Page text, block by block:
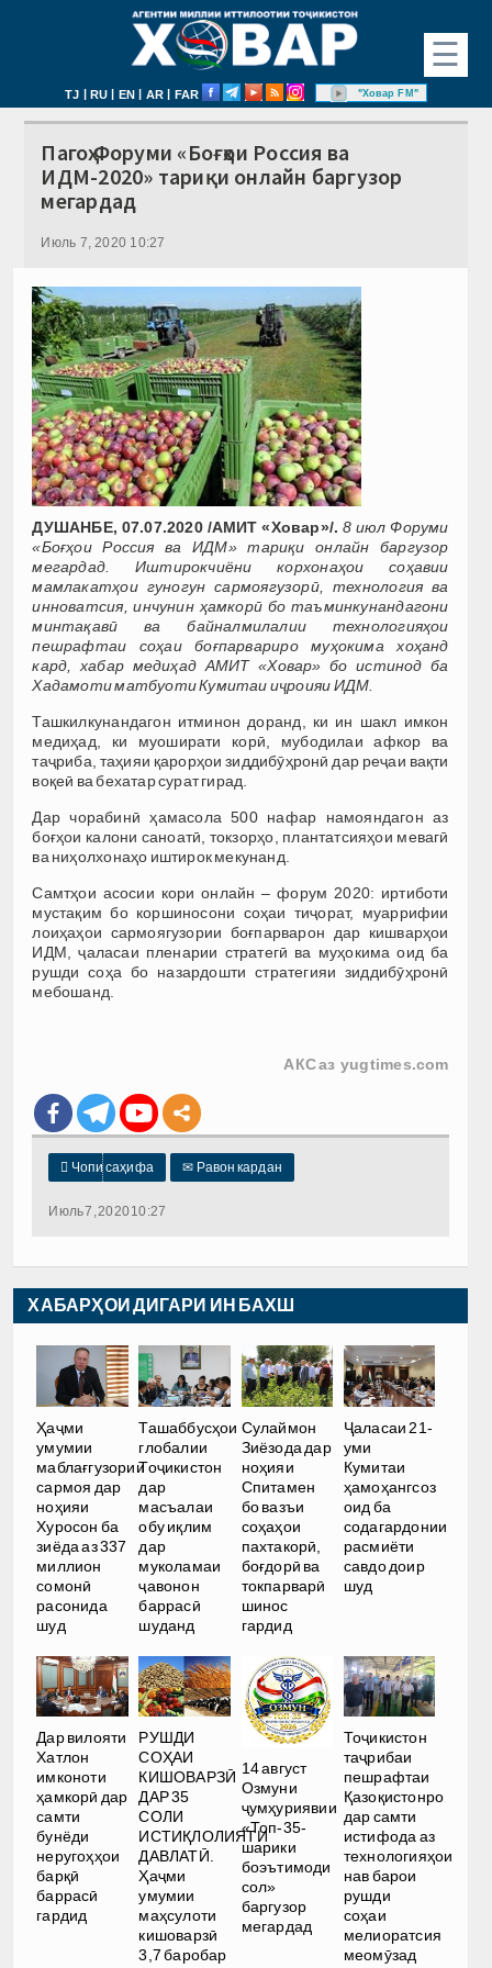
☰
TJ | RU | EN | AR | FAR "Ховар FM"
Пагоҳ Форуми «Боғҳои Россия ва
ИДМ-2020» тариқи онлайн баргузор
мегардад
Июль 7, 2020 10:27
ДУШАНБЕ, 07.07.2020 /АМИТ «Ховар»/. 8 июл Форуми
«Боғҳои Россия ва ИДМ» тариқи онлайн баргузор
мегардад. Иштирокчиёни корхонаҳои соҳавии
мамлакатҳои гуногун сармоягузорӣ, технология ва
инноватсия, инчунин ҳамкорӣ бо таъминкунандагони
минтақавӣ ва байналмилалии технологияҳои
пешрафтаи соҳаи боғпарвариро муҳокима хоҳанд
кард, хабар медиҳад АМИТ «Ховар» бо истинод ба
Хадамоти матбуоти Кумитаи иҷроияи ИДМ.
Ташкилкунандагон итминон доранд, ки ин шакл имкон
медиҳад, ки муоширати корӣ, мубодилаи афкор ва
таҷриба, таҳияи қарорҳои зиддибӯҳронӣ дар реҷаи вақти
воқеӣ ва бехатар сурат гирад.
Дар чорабинӣ ҳамасола 500 нафар намояндагон аз
боғҳои калони саноатӣ, токзорҳо, плантатсияҳои мевагӣ
ва ниҳолхонаҳо иштирок мекунанд.
Самтҳои асосии кори онлайн – форум 2020: иртиботи
мустақим бо коршиносони соҳаи тиҷорат, муаррифии
лоиҳаҳои сармоягузории боғпарварон дар кишварҳои
ИДМ, ҷаласаи пленарии стратегӣ ва муҳокима оид ба
рушди соҳа бо назардошти стратегияи зиддибӯҳронӣ
мебошанд.
АКС аз yugtimes.com
 Чопи саҳифа ✉ Равон кардан
Июль 7, 2020 10:27
ХАБАРҲОИ ДИГАРИ ИН БАХШ
Ҳаҷми
умумии
маблағгузории
сармоя дар
ноҳияи
Хуросон ба
зиёда аз 337
миллион
сомонӣ
расонида
шуд
Ташаббусҳои
глобалии
Тоҷикистон
дар
масъалаи
обу иқлим
дар
муколамаи
ҷавонон
баррасӣ
шуданд
Сулаймон
Зиёзода дар
ноҳияи
Спитамен
бо вазъи
соҳаҳои
пахтакорӣ,
боғдорӣ ва
токпарварӣ
шинос
гардид
Ҷаласаи 21-
уми
Кумитаи
ҳамоҳангсоз
оид ба
содагардонии
расмиёти
савдо доир
шуд
Дар вилояти
Хатлон
имконоти
ҳамкорӣ дар
самти
бунёди
неругоҳҳои
барқӣ
баррасӣ
гардид
РУШДИ
СОҲАИ
КИШОВАРЗӢ
ДАР 35
СОЛИ
ИСТИҚЛОЛИЯТИ
ДАВЛАТӢ.
Ҳаҷми
умумии
маҳсулоти
кишоварзӣ
3,7 баробар
14 август
Озмуни
ҷумҳуриявии
«Топ-35-
шарики
боэътимоди
сол»
баргузор
мегардад
Тоҷикистон
таҷрибаи
пешрафтаи
Қазоқистонро
дар самти
истифода аз
технологияҳои
нав барои
рушди
соҳаи
мелиоратсия
меомӯзад